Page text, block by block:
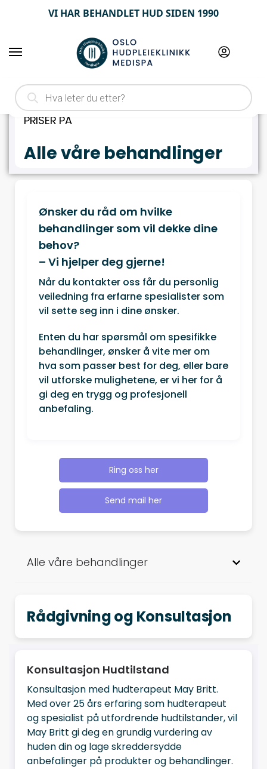
VI HAR BEHANDLET HUD SIDEN 1990
Hjem
PRISER PÅ
Alle våre behandlinger
Ønsker du råd om hvilke
behandlinger som vil dekke dine
behov?
– Vi hjelper deg gjerne!
Når du kontakter oss får du personlig
veiledning fra erfarne spesialister som
vil sette seg inn i dine ønsker.
Enten du har spørsmål om spesifikke
behandlinger, ønsker å vite mer om
hva som passer best for deg, eller bare
vil utforske mulighetene, er vi her for å
gi deg en trygg og profesjonell
anbefaling.
Ring oss her
Send mail her
Alle våre behandlinger
Rådgivning og Konsultasjon
Konsultasjon Hudtilstand
Konsultasjon med hudterapeut May Britt.
Med over 25 års erfaring som hudterapeut
og spesialist på utfordrende hudtilstander, vil
May Britt gi deg en grundig vurdering av
huden din og lage skreddersydde
anbefalinger på produkter og behandlinger.